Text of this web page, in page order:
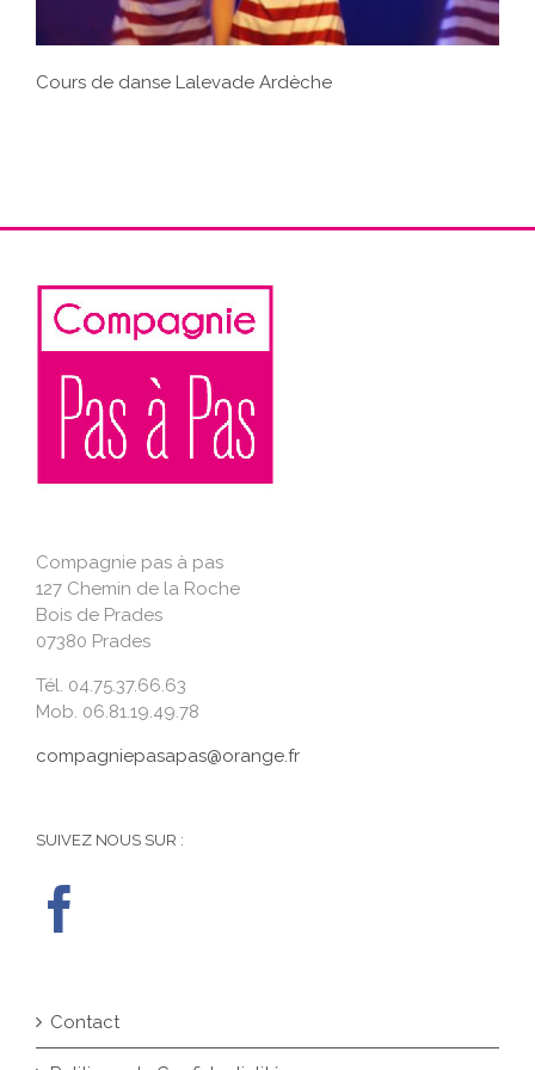
Cours de danse Lalevade Ardèche
Compagnie pas à pas
127 Chemin de la Roche
Bois de Prades
07380 Prades
Tél. 04.75.37.66.63
Mob. 06.81.19.49.78
compagniepasapas@orange.fr
SUIVEZ NOUS SUR :
Contact